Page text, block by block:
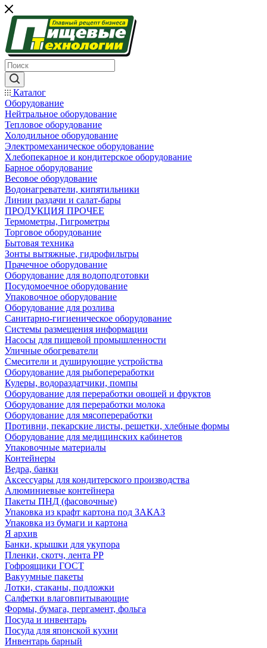
Каталог
Оборудование
Нейтральное оборудование
Тепловое оборудование
Холодильное оборудование
Электромеханическое оборудование
Хлебопекарное и кондитерское оборудование
Барное оборудование
Весовое оборудование
Водонагреватели, кипятильники
Линии раздачи и салат-бары
ПРОДУКЦИЯ ПРОЧЕЕ
Термометры, Гигрометры
Торговое оборудование
Бытовая техника
Зонты вытяжные, гидрофильтры
Прачечное оборудование
Оборудование для водоподготовки
Посудомоечное оборудование
Упаковочное оборудование
Оборудование для розлива
Санитарно-гигиеническое оборудование
Системы размещения информации
Насосы для пищевой промышленности
Уличные обогреватели
Смесители и душирующие устройства
Оборудование для рыбопереработки
Кулеры, водораздатчики, помпы
Оборудование для переработки овощей и фруктов
Оборудование для переработки молока
Оборудование для мясопереработки
Противни, пекарские листы, решетки, хлебные формы
Оборудование для медицинских кабинетов
Упаковочные материалы
Контейнеры
Ведра, банки
Аксессуары для кондитерского производства
Алюминиевые контейнера
Пакеты ПНД (фасовочные)
Упаковка из крафт картона под ЗАКАЗ
Упаковка из бумаги и картона
Я архив
Банки, крышки для укупора
Пленки, скотч, лента РР
Гофроящики ГОСТ
Вакуумные пакеты
Лотки, стаканы, подложки
Салфетки влаговпитывающие
Формы, бумага, пергамент, фольга
Посуда и инвентарь
Посуда для японской кухни
Инвентарь барный